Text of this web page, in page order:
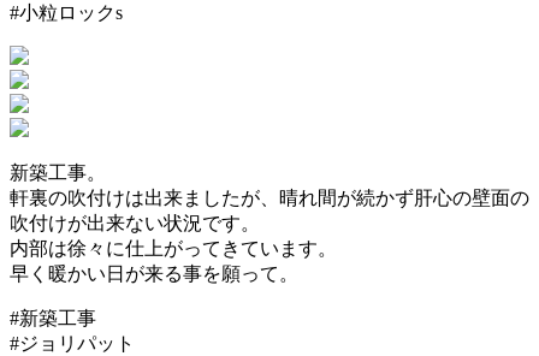
#小粒ロックs
新築工事。
軒裏の吹付けは出来ましたが、晴れ間が続かず肝心の壁面の
吹付けが出来ない状況です。
内部は徐々に仕上がってきています。
早く暖かい日が来る事を願って。
#新築工事
#ジョリパット